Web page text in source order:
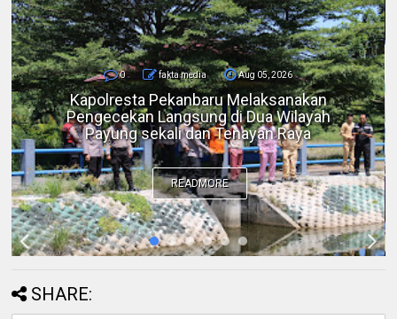
0 fakta media Aug 05, 2026
Bicara di Forum IMT-GT, Kapolda Riau:
Kerusakan Lingkungan pada Akhirnya
Menjadi Ancaman Keamanan
READMORE
SHARE: